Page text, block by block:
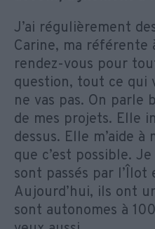
J’ai régulièrement
Carine, ma référente
rendez-vous pour
question, tout ce qui
ne vas pas. On parle
de mes projets. Elle
dessus. Elle m’aide à
que c’est possible.
sont passés par
Aujourd’hui, ils ont
sont autonomes à